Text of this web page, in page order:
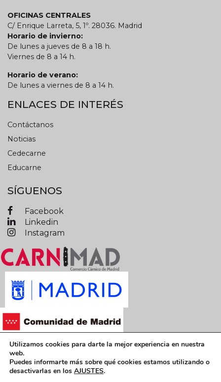
OFICINAS CENTRALES
C/ Enrique Larreta, 5, 1º. 28036. Madrid
Horario de invierno:
De lunes a jueves de 8 a 18 h.
Viernes de 8 a 14 h.
Horario de verano:
De lunes a viernes de 8 a 14 h.
ENLACES DE INTERÉS
Contáctanos
Noticias
Cedecarne
Educarne
SÍGUENOS
Facebook
Linkedin
Instagram
Términos y condiciones legales
Política de privacidad Política de cookies
Utilizamos cookies para darte la mejor experiencia en nuestra
web.
Puedes informarte más sobre qué cookies estamos utilizando o
desactivarlas en los AJUSTES.